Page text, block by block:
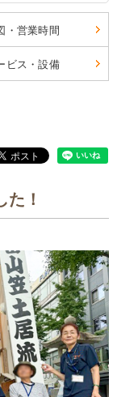
・営業時間
ビス・設備
！